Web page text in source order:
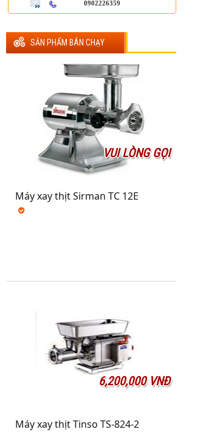
0902226359
SẢN PHẨM BÁN CHẠY
VUI LÒNG GỌI
Máy xay thịt Sirman TC 12E
6,200,000 VNĐ
Máy xay thịt Tinso TS-824-2